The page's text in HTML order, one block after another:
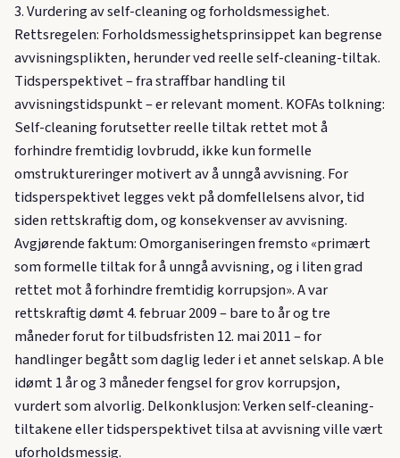
3. Vurdering av self-cleaning og forholdsmessighet.
Rettsregelen: Forholdsmessighetsprinsippet kan begrense
avvisningsplikten, herunder ved reelle self-cleaning-tiltak.
Tidsperspektivet – fra straffbar handling til
avvisningstidspunkt – er relevant moment. KOFAs tolkning:
Self-cleaning forutsetter reelle tiltak rettet mot å
forhindre fremtidig lovbrudd, ikke kun formelle
omstruktureringer motivert av å unngå avvisning. For
tidsperspektivet legges vekt på domfellelsens alvor, tid
siden rettskraftig dom, og konsekvenser av avvisning.
Avgjørende faktum: Omorganiseringen fremsto «primært
som formelle tiltak for å unngå avvisning, og i liten grad
rettet mot å forhindre fremtidig korrupsjon». A var
rettskraftig dømt 4. februar 2009 – bare to år og tre
måneder forut for tilbudsfristen 12. mai 2011 – for
handlinger begått som daglig leder i et annet selskap. A ble
idømt 1 år og 3 måneder fengsel for grov korrupsjon,
vurdert som alvorlig. Delkonklusjon: Verken self-cleaning-
tiltakene eller tidsperspektivet tilsa at avvisning ville vært
uforholdsmessig.